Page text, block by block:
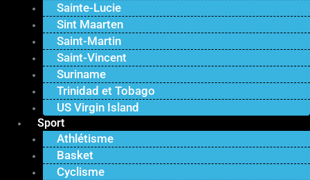
Sainte-Lucie
Sint Maarten
Saint-Martin
Saint-Vincent
Suriname
Trinidad et Tobago
US Virgin Island
Sport
Athlétisme
Basket
Cyclisme